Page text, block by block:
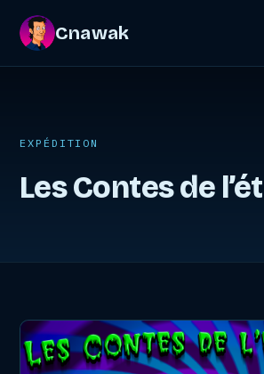
Cnawak
EXPÉDITION
Les Contes de